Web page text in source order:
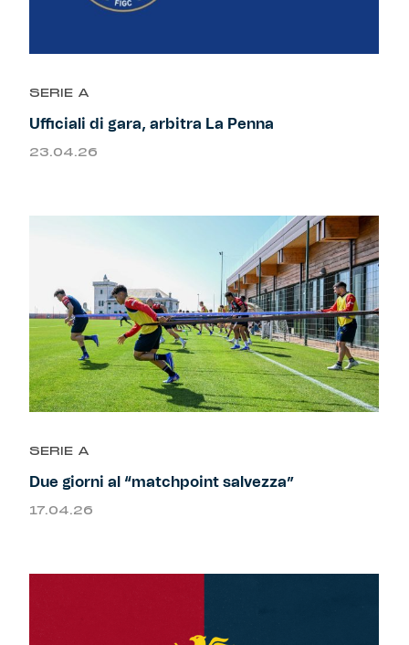
SERIE A
Ufficiali di gara, arbitra La Penna
23.04.26
SERIE A
Due giorni al “matchpoint salvezza”
17.04.26